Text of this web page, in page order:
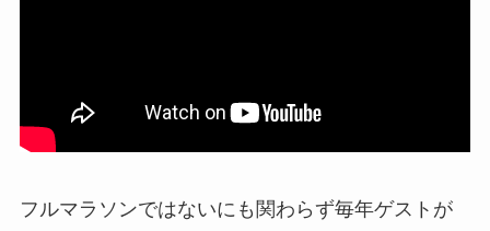
フルマラソンではないにも関わらず毎年ゲストが